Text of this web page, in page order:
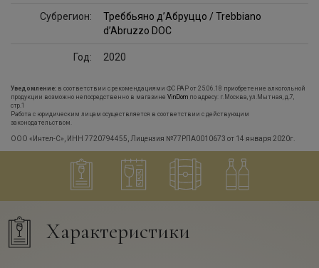
Субрегион:
Треббьяно д’Абруццо / Trebbiano
d’Abruzzo DOC
Год: 2020
Уведомление: в соответствии с рекомендациями ФС РАР от 25.06.18 приобретение алкогольной
продукции возможно непосредственно в магазине VinDom по адресу: г.Москва, ул.Мытная, д.7,
стр.1
Работа с юридическим лицам осуществляется в соответствии с действующим
законодательством.
ООО «Интел-С», ИНН 7720794455, Лицензия №77РПА0010673 от 14 января 2020г.
Характеристики